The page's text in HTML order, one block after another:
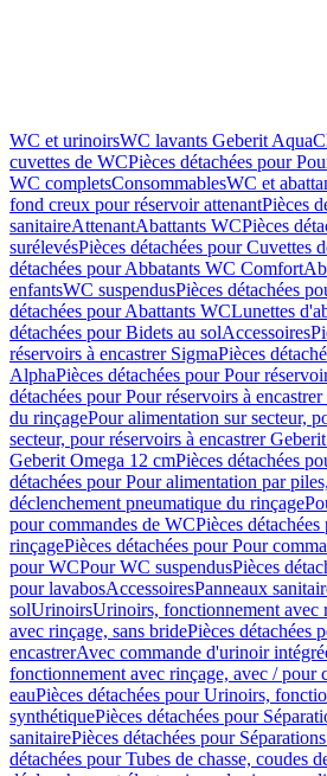
WC et urinoirsWC lavants Geberit
cuvettes de WCPièces détachées pour
WC completsConsommablesWC et
fond creux pour réservoir attenantPièces
sanitaireAttenantAbattants WCPièces
surélevésPièces détachées pour Cuvettes
détachées pour Abbatants WC Comfort
enfantsWC suspendusPièces détachées
détachées pour Abattants WCLunettes
détachées pour Bidets au solAccessoires
réservoirs à encastrer SigmaPièces
AlphaPièces détachées pour Pour
détachées pour Pour réservoirs à
du rinçagePour alimentation sur secteur,
secteur, pour réservoirs à encastrer
Geberit Omega 12 cmPièces détachées
détachées pour Pour alimentation par
déclenchement pneumatique du rinçage
pour commandes de WCPièces
rinçagePièces détachées pour Pour
pour WCPour WC suspendusPièces
pour lavabosAccessoiresPanneaux
solUrinoirsUrinoirs, fonctionnement avec
avec rinçage, sans bridePièces détachées
encastrerAvec commande d'urinoir
fonctionnement avec rinçage, avec / pour
eauPièces détachées pour Urinoirs,
synthétiquePièces détachées pour
sanitairePièces détachées pour
détachées pour Tubes de chasse, coudes